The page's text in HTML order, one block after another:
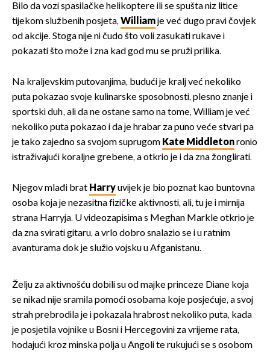
Bilo da vozi spasilačke helikoptere ili se spušta niz litice
tijekom službenih posjeta,Williamje već dugo pravi čovjek
od akcije. Stoga nije ni čudo što voli zasukati rukave i
pokazati što može i zna kad god mu se pruži prilika.
Na kraljevskim putovanjima, budući je kralj već nekoliko
puta pokazao svoje kulinarske sposobnosti, plesno znanje i
sportski duh, ali da ne ostane samo na tome, William je već
nekoliko puta pokazao i da je hrabar za puno veće stvari pa
je tako zajedno sa svojom suprugom Kate Middletonronio
istraživajući koraljne grebene, a otkrio je i da zna žonglirati.
Njegov mlađi brat Harryuvijek je bio poznat kao buntovna
osoba koja je nezasitna fizičke aktivnosti, ali, tu je i mirnija
strana Harryja. U videozapisima s Meghan Markle otkrio je
da zna svirati gitaru, a vrlo dobro snalazio se i u ratnim
avanturama dok je služio vojsku u Afganistanu.
Želju za aktivnošću dobili su od majke princeze Diane koja
se nikad nije sramila pomoći osobama koje posjećuje, a svoj
strah prebrodila je i pokazala hrabrost nekoliko puta, kada
je posjetila vojnike u Bosni i Hercegovini za vrijeme rata,
hodajući kroz minska polja u Angoli te rukujući se s osobom